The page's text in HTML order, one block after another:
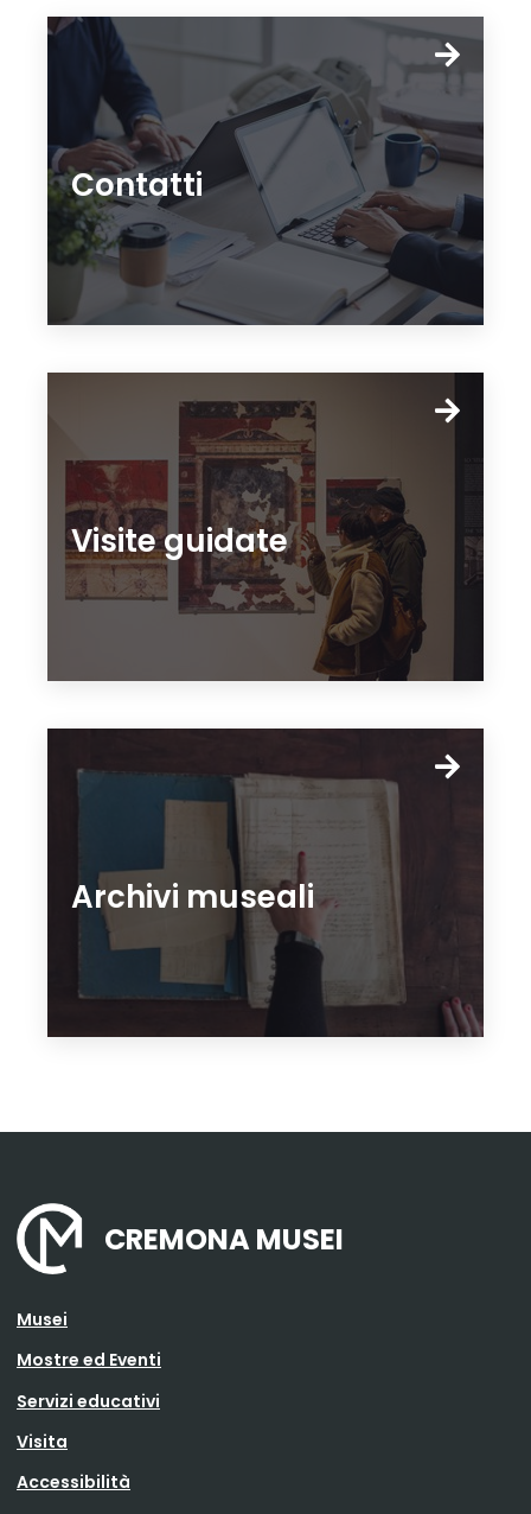
Contatti
Visite guidate
Archivi museali
CREMONA MUSEI
Musei
Mostre ed Eventi
Servizi educativi
Visita
Accessibilità